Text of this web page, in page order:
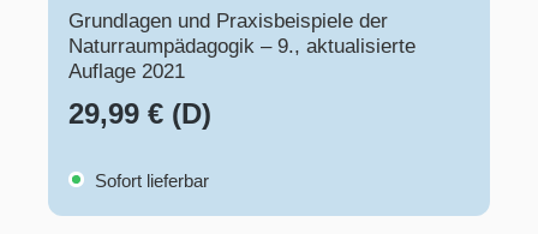
Grundlagen und Praxisbeispiele der
Naturraumpädagogik – 9., aktualisierte
Auflage 2021
29,99 € (D)
Sofort lieferbar